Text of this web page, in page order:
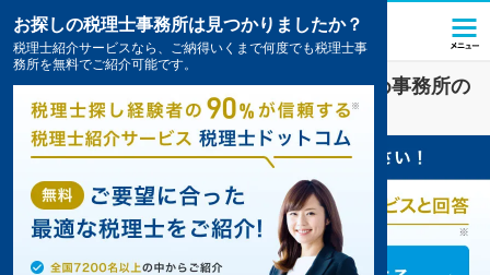
平間駅(神奈川県)の顧問税理士のおすすめ事務所の
一覧1件掲載中
お探しの税理士事務所は見つかりましたか？
税理士紹介サービスなら、ご納得いくまで何度でも税理士事
務所を無料でご紹介可能です。